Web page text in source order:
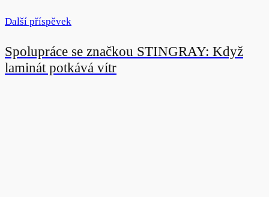
Další příspěvek
Spolupráce se značkou STINGRAY: Když
laminát potkává vítr